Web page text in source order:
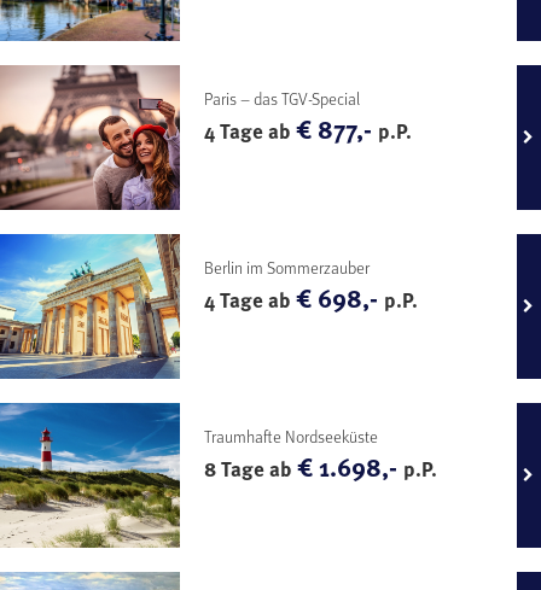
Paris – das TGV-Special
4 Tage ab€ 877,- p.P.
Berlin im Sommerzauber
4 Tage ab€ 698,- p.P.
Traumhafte Nordseeküste
8 Tage ab€ 1.698,- p.P.